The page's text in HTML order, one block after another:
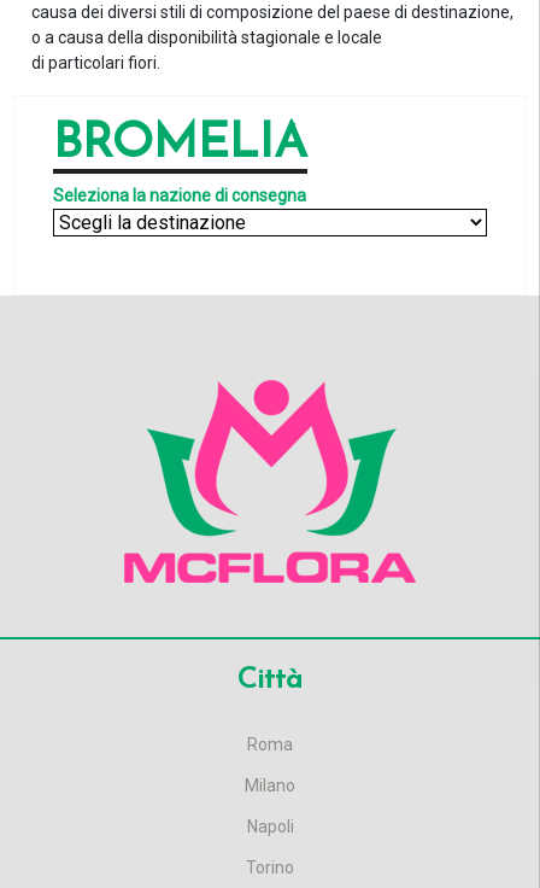
causa dei diversi stili di composizione del paese di destinazione,
o a causa della disponibilità stagionale e locale
di particolari fiori.
BROMELIA
Seleziona la nazione di consegna
Città
Roma
Milano
Napoli
Torino